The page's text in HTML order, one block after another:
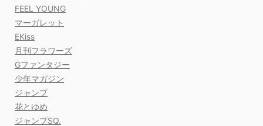
FEEL YOUNG
マーガレット
EKiss
月刊フラワーズ
Gファンタジー
少年マガジン
ジャンプ
花とゆめ
ジャンプSQ.